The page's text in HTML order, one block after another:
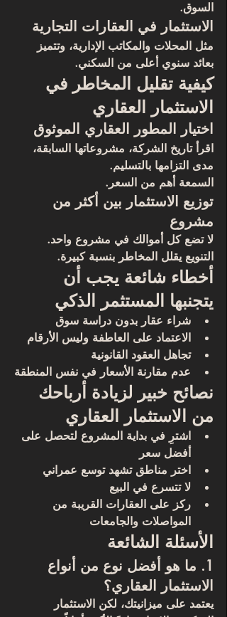
السوق.
الاستثمار في العقارات التجارية
مثل المحلات والمكاتب الإدارية، وتتميز
بعائد سنوي أعلى من السكني.
كيفية تقليل المخاطر في
الاستثمار العقاري
اختيار المطور العقاري الموثوق
اقرأ تاريخ الشركة، مشروعاتها السابقة،
مدى التزامها بالتسليم.
السمعة أهم من السعر.
توزيع الاستثمار بين أكثر من
مشروع
لا تضع كل أموالك في مشروع واحد.
التنويع يقلل المخاطر بنسبة كبيرة.
أخطاء شائعة يجب أن
يتجنبها المستثمر الذكي
شراء عقار بدون دراسة سوق
الاعتماد على العاطفة وليس الأرقام
تجاهل العقود القانونية
عدم مقارنة الأسعار في نفس المنطقة
نصائح خبير لزيادة أرباحك
من الاستثمار العقاري
اشترِ في بداية المشروع لتحصل على
أفضل سعر
اختر مناطق تشهد توسع عمراني
لا تتسرع في البيع
ركز على العقارات القريبة من
المواصلات والجامعات
الأسئلة الشائعة
1. ما هو أفضل نوع من أنواع
الاستثمار العقاري؟
يعتمد على ميزانيتك، لكن الاستثمار